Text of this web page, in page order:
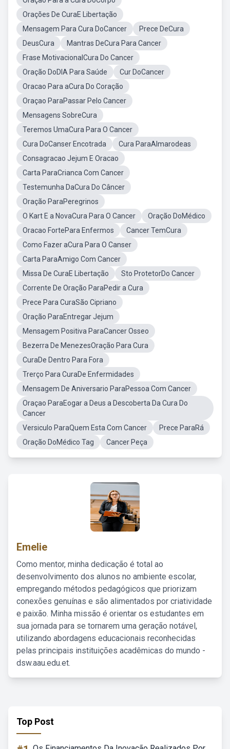
Orações De CuraE Libertação
Mensagem Para Cura DoCancer
Prece DeCura
DeusCura
Mantras DeCura Para Cancer
Frase MotivacionalCura Do Cancer
Oração DoDIA Para Saúde
Cur DoCancer
Oracao Para aCura Do Coração
Oraçao ParaPassar Pelo Cancer
Mensagens SobreCura
Teremos UmaCura Para O Cancer
Cura DoCanser Encotrada
Cura ParaAlmarodeas
Consagracao Jejum E Oracao
Carta ParaCrianca Com Cancer
Testemunha DaCura Do Câncer
Oração ParaPeregrinos
O Kart E a NovaCura Para O Cancer
Oração DoMédico
Oracao FortePara Enfermos
Cancer TemCura
Como Fazer aCura Para O Canser
Carta ParaAmigo Com Cancer
Missa De CuraE Libertação
Sto ProtetorDo Cancer
Corrente De Oração ParaPedir a Cura
Prece Para CuraSão Cipriano
Oração ParaEntregar Jejum
Mensagem Positiva ParaCancer Osseo
Bezerra De MenezesOração Para Cura
CuraDe Dentro Para Fora
Trerço Para CuraDe Enfermidades
Mensagem De Aniversario ParaPessoa Com Cancer
Oraçao ParaEogar a Deus a Descoberta Da Cura Do
Cancer
Versiculo ParaQuem Esta Com Cancer
Prece ParaRá
Oração DoMédico Tag
Cancer Peça
Emelie
Como mentor, minha dedicação é total ao
desenvolvimento dos alunos no ambiente escolar,
empregando métodos pedagógicos que priorizam
conexões genuínas e são alimentados por criatividade
e paixão. Minha missão é orientar os estudantes em
sua jornada para se tornarem uma geração notável,
utilizando abordagens educacionais reconhecidas
pelas principais instituições acadêmicas do mundo -
dsw.aau.edu.et.
Top Post